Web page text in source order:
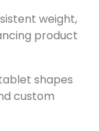
постоянный вес
качества
различных
овал,и